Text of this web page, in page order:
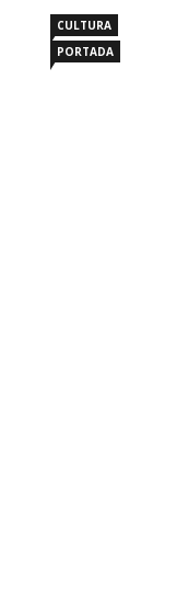
CULTURA
PORTADA